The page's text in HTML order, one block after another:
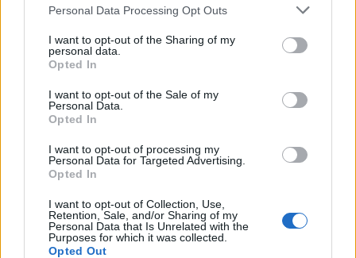
Personal Data Processing Opt Outs
I want to opt-out of the Sharing of my
personal data.
Opted In
I want to opt-out of the Sale of my
Personal Data.
Opted In
I want to opt-out of processing my
Personal Data for Targeted Advertising.
Opted In
I want to opt-out of Collection, Use,
Retention, Sale, and/or Sharing of my
Personal Data that Is Unrelated with the
Purposes for which it was collected.
Opted Out